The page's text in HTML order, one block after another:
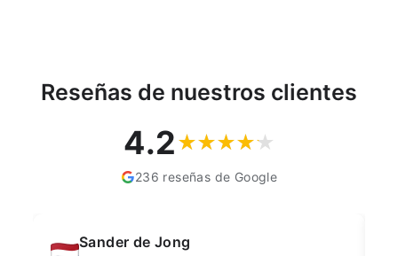
Reseñas de nuestros clientes
4.2
236 reseñas de Google
Muahmmet Karadag